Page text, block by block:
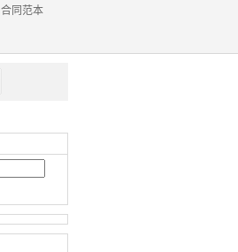
合同范本